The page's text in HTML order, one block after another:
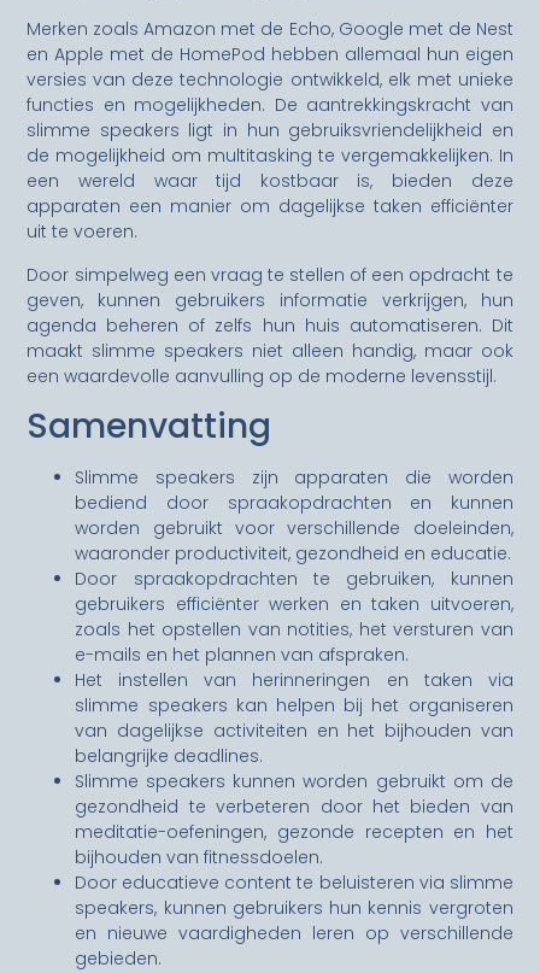
Merken zoals Amazon met de Echo, Google met de Nest
en Apple met de HomePod hebben allemaal hun eigen
versies van deze technologie ontwikkeld, elk met unieke
functies en mogelijkheden. De aantrekkingskracht van
slimme speakers ligt in hun gebruiksvriendelijkheid en
de mogelijkheid om multitasking te vergemakkelijken. In
een wereld waar tijd kostbaar is, bieden deze
apparaten een manier om dagelijkse taken efficiënter
uit te voeren.
Door simpelweg een vraag te stellen of een opdracht te
geven, kunnen gebruikers informatie verkrijgen, hun
agenda beheren of zelfs hun huis automatiseren. Dit
maakt slimme speakers niet alleen handig, maar ook
een waardevolle aanvulling op de moderne levensstijl.
Samenvatting
Slimme speakers zijn apparaten die worden
bediend door spraakopdrachten en kunnen
worden gebruikt voor verschillende doeleinden,
waaronder productiviteit, gezondheid en educatie.
Door spraakopdrachten te gebruiken, kunnen
gebruikers efficiënter werken en taken uitvoeren,
zoals het opstellen van notities, het versturen van
e-mails en het plannen van afspraken.
Het instellen van herinneringen en taken via
slimme speakers kan helpen bij het organiseren
van dagelijkse activiteiten en het bijhouden van
belangrijke deadlines.
Slimme speakers kunnen worden gebruikt om de
gezondheid te verbeteren door het bieden van
meditatie-oefeningen, gezonde recepten en het
bijhouden van fitnessdoelen.
Door educatieve content te beluisteren via slimme
speakers, kunnen gebruikers hun kennis vergroten
en nieuwe vaardigheden leren op verschillende
gebieden.